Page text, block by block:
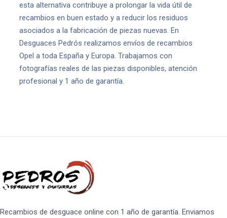
esta alternativa contribuye a prolongar la vida útil de
recambios en buen estado y a reducir los residuos
asociados a la fabricación de piezas nuevas. En
Desguaces Pedrós realizamos envíos de recambios
Opel a toda España y Europa. Trabajamos con
fotografías reales de las piezas disponibles, atención
profesional y 1 año de garantía.
Recambios de desguace online con 1 año de garantía. Enviamos